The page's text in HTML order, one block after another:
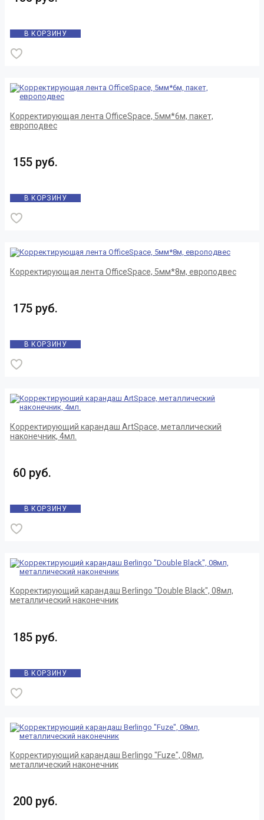
В КОРЗИНУ
Корректирующая лента OfficeSpace, 5мм*6м, пакет,
европодвес
155 руб.
В КОРЗИНУ
Корректирующая лента OfficeSpace, 5мм*8м, европодвес
175 руб.
В КОРЗИНУ
Корректирующий карандаш ArtSpace, металлический
наконечник, 4мл.
60 руб.
В КОРЗИНУ
Корректирующий карандаш Berlingo "Double Black", 08мл,
металлический наконечник
185 руб.
В КОРЗИНУ
Корректирующий карандаш Berlingo "Fuze", 08мл,
металлический наконечник
200 руб.